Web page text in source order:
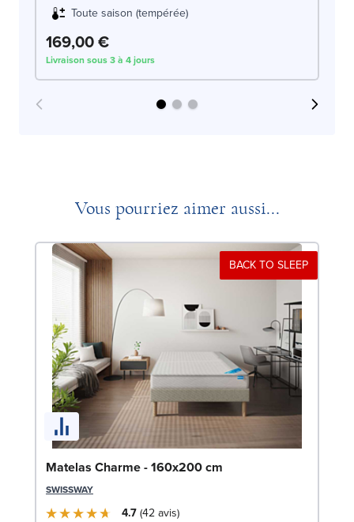
Toute saison (tempérée)
169,00 €
Livraison sous 3 à 4 jours
Vous pourriez aimer aussi...
BACK TO SLEEP
Matelas Charme - 160x200 cm
SWISSWAY
4.7 42avis